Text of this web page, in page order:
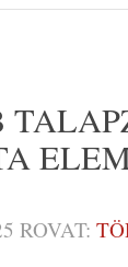
ROVAT: